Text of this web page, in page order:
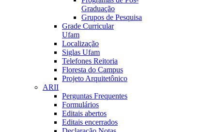
Graduação
Grupos de Pesquisa
Grade Curricular
Ufam
Localização
Siglas Ufam
Telefones Reitoria
Floresta do Campus
Projeto Arquitetônico
ARII
Perguntas Frequentes
Formulários
Editais abertos
Editais encerrados